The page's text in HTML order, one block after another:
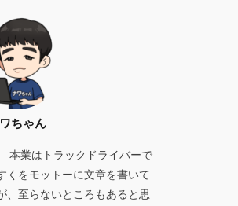
ちゃん
本業はトラックドライバーで
くをモットーに文章を書いて
、至らないところもあると思